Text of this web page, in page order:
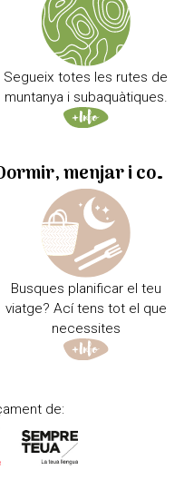
Segueix totes les rutes de
muntanya i subaquàtiques.
Dormir, menjar i comprar
Busques planificar el teu
viatge? Ací tens tot el que
necessites
de: